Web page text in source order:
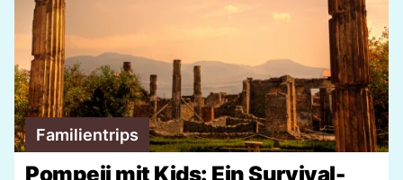
Familientrips
Pompeii mit Kids: Ein Survival-